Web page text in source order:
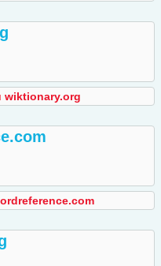
wiktionary.org